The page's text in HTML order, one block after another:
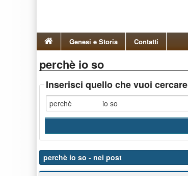
Genesi e Storia Contatti
perchè io so
Inserisci quello che vuoi cercare
perchè io so - nei post